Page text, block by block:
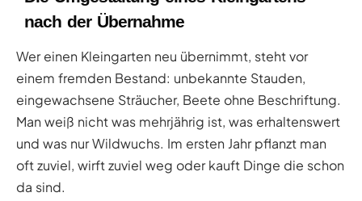
nach der Übernahme
Wer einen Kleingarten neu übernimmt, steht vor
einem fremden Bestand: unbekannte Stauden,
eingewachsene Sträucher, Beete ohne Beschriftung.
Man weiß nicht was mehrjährig ist, was erhaltenswert
und was nur Wildwuchs. Im ersten Jahr pflanzt man
oft zuviel, wirft zuviel weg oder kauft Dinge die schon
da sind.